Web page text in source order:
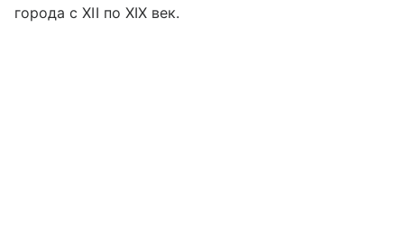
города с XII по XIX век.